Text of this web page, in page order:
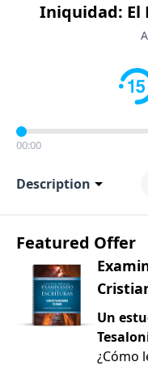
Iniquidad: El
00:00
Description
Featured Offer
Un
¿Cómo